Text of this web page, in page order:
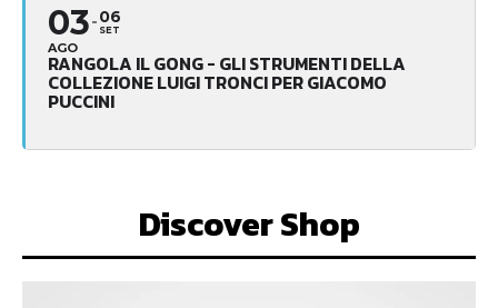
03
AGO
06
SET
RANGOLA IL GONG - GLI STRUMENTI DELLA
COLLEZIONE LUIGI TRONCI PER GIACOMO
PUCCINI
Discover Shop